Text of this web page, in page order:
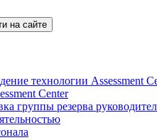
технологии Assessment
Center
группы резерва